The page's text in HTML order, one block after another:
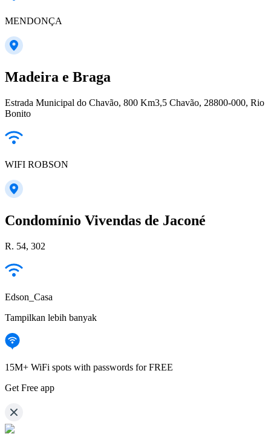
MENDONÇA
Madeira e Braga
Estrada Municipal do Chavão, 800 Km3,5 Chavão, 28800-000, Rio
Bonito
WIFI ROBSON
Condomínio Vivendas de Jaconé
R. 54, 302
Edson_Casa
Tampilkan lebih banyak
15M+ WiFi spots with passwords for FREE
Get Free app